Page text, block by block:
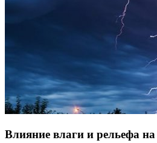
Влияние влаги и рельефа